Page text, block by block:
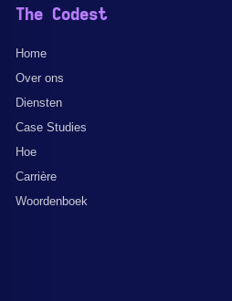
The Codest
Home
Over ons
Diensten
Case Studies
Hoe
Carrière
Woordenboek